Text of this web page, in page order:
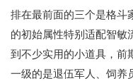
排在最前面的三个是格斗
的初始属性特别适配智敏
到不少实用的小道具，前
一级的是退伍军人、饲养